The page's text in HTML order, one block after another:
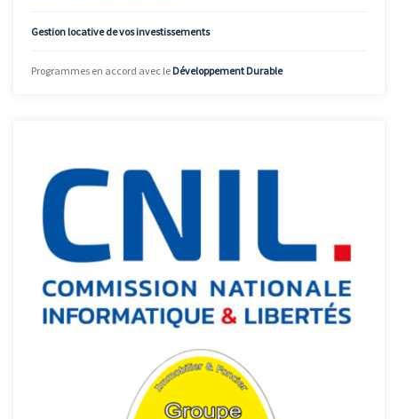
Gestion locative de vos investissements
Programmes en accord avec le Développement Durable